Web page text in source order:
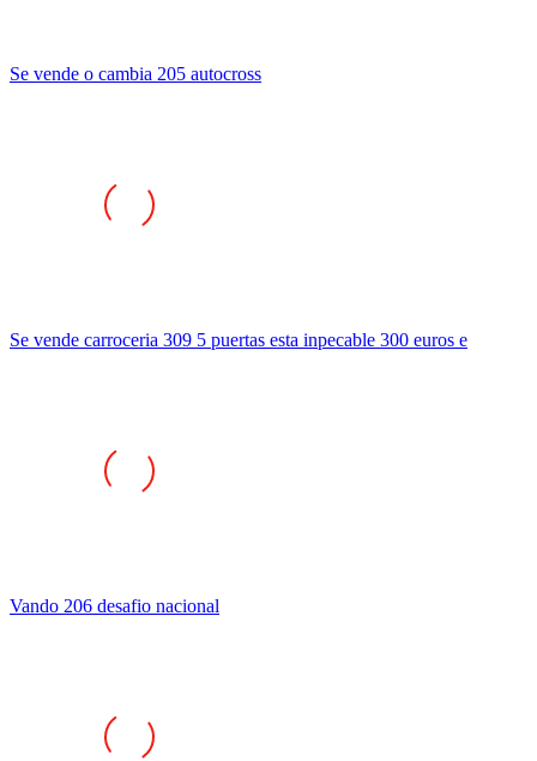
Se vende o cambia 205 autocross
Se vende carroceria 309 5 puertas esta inpecable 300 euros e
Vando 206 desafio nacional